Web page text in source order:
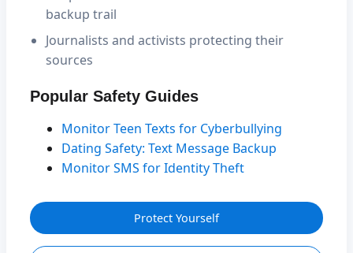
backup trail
Journalists and activists protecting their
sources
Popular Safety Guides
Monitor Teen Texts for Cyberbullying
Dating Safety: Text Message Backup
Monitor SMS for Identity Theft
Protect Yourself